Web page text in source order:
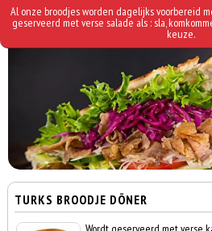
Al onze broodjes worden dagelijks voorbereid
geserveerd met verse salade als : sla,
keuze.
TURKS BROODJE DÖNER